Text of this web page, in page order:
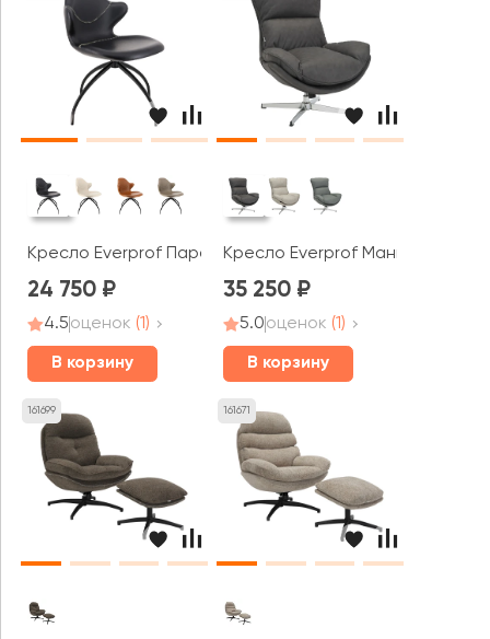
Кресло Everprof Парадис / Paradise
24 750
4.5оценок (1)
В корзину
Кресло Everprof Манго / Mango
35 250
5.0оценок (1)
В корзину
161699 161671